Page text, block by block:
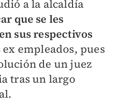
a la alcaldía
que se les
sus respectivos
empleados, pues
de un juez
tras un largo